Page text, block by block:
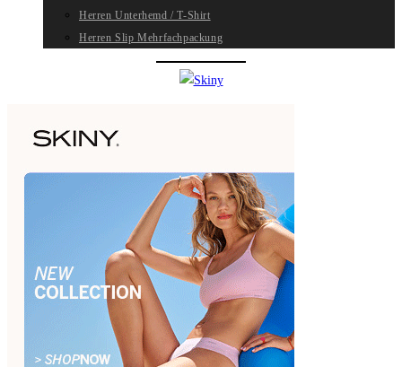
Herren Unterhemd / T-Shirt
Herren Slip Mehrfachpackung